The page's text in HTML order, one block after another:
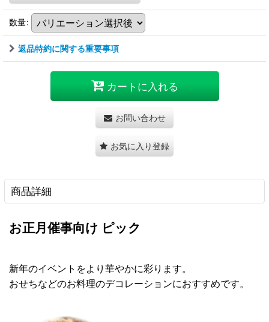
数量:
返品特約に関する重要事項
カートに入れる
お問い合わせ
お気に入り登録
商品詳細
お正月催事向け ピック
新年のイベントをより華やかに彩ります。
おせちなどのお料理のデコレーションにおすすめです。